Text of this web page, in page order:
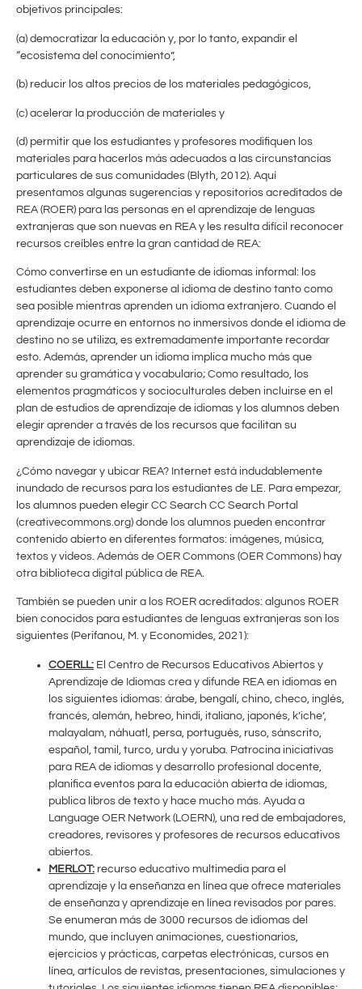
objetivos principales:
(a) democratizar la educación y, por lo tanto, expandir el
“ecosistema del conocimiento”,
(b) reducir los altos precios de los materiales pedagógicos,
(c) acelerar la producción de materiales y
(d) permitir que los estudiantes y profesores modifiquen los
materiales para hacerlos más adecuados a las circunstancias
particulares de sus comunidades (Blyth, 2012). Aquí
presentamos algunas sugerencias y repositorios acreditados de
REA (ROER) para las personas en el aprendizaje de lenguas
extranjeras que son nuevas en REA y les resulta difícil reconocer
recursos creíbles entre la gran cantidad de REA:
Cómo convertirse en un estudiante de idiomas informal: los
estudiantes deben exponerse al idioma de destino tanto como
sea posible mientras aprenden un idioma extranjero. Cuando el
aprendizaje ocurre en entornos no inmersivos donde el idioma de
destino no se utiliza, es extremadamente importante recordar
esto. Además, aprender un idioma implica mucho más que
aprender su gramática y vocabulario; Como resultado, los
elementos pragmáticos y socioculturales deben incluirse en el
plan de estudios de aprendizaje de idiomas y los alumnos deben
elegir aprender a través de los recursos que facilitan su
aprendizaje de idiomas.
¿Cómo navegar y ubicar REA? Internet está indudablemente
inundado de recursos para los estudiantes de LE. Para empezar,
los alumnos pueden elegir CC Search CC Search Portal
(creativecommons.org) donde los alumnos pueden encontrar
contenido abierto en diferentes formatos: imágenes, música,
textos y videos. Además de OER Commons (OER Commons) hay
otra biblioteca digital pública de REA.
También se pueden unir a los ROER acreditados: algunos ROER
bien conocidos para estudiantes de lenguas extranjeras son los
siguientes (Perifanou, M. y Economides, 2021):
COERLL: El Centro de Recursos Educativos Abiertos y
Aprendizaje de Idiomas crea y difunde REA en idiomas en
los siguientes idiomas: árabe, bengalí, chino, checo, inglés,
francés, alemán, hebreo, hindi, italiano, japonés, k’iche’,
malayalam, náhuatl, persa, portugués, ruso, sánscrito,
español, tamil, turco, urdu y yoruba. Patrocina iniciativas
para REA de idiomas y desarrollo profesional docente,
planifica eventos para la educación abierta de idiomas,
publica libros de texto y hace mucho más. Ayuda a
Language OER Network (LOERN), una red de embajadores,
creadores, revisores y profesores de recursos educativos
abiertos.
MERLOT: recurso educativo multimedia para el
aprendizaje y la enseñanza en línea que ofrece materiales
de enseñanza y aprendizaje en línea revisados por pares.
Se enumeran más de 3000 recursos de idiomas del
mundo, que incluyen animaciones, cuestionarios,
ejercicios y prácticas, carpetas electrónicas, cursos en
línea, artículos de revistas, presentaciones, simulaciones y